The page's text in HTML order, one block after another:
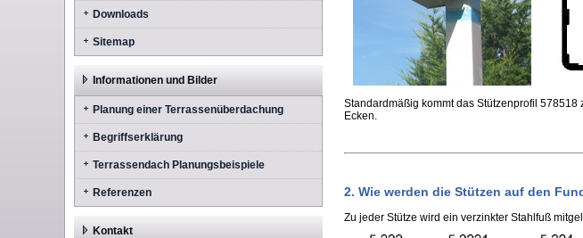
Downloads
Sitemap
Informationen und Bilder
Planung einer Terrassenüberdachung
Begriffserklärung
Terrassendach Planungsbeispiele
Referenzen
Kontakt
Standardmäßig kommt das Stützenprofil
Ecken.
2. Wie werden die Stützen auf den
Zu jeder Stütze wird ein verzinkter Stahlfuß